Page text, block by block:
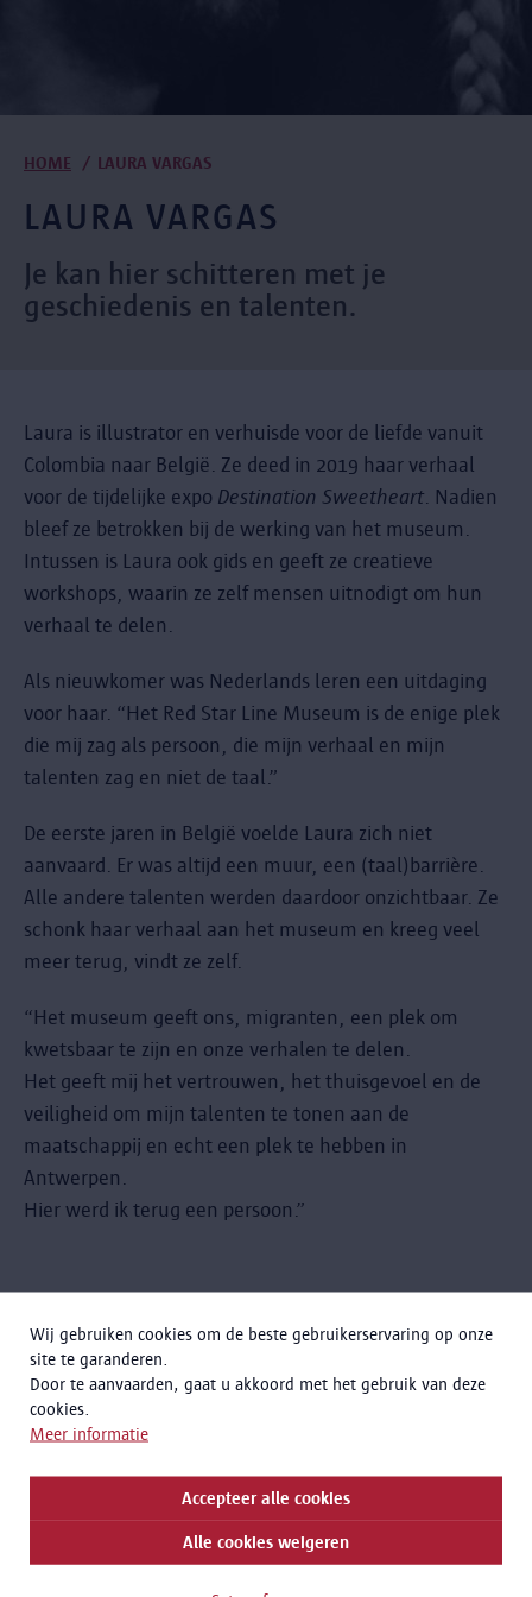
Wij gebruiken cookies om de beste gebruikerservaring op onze
site te garanderen.
Door te aanvaarden, gaat u akkoord met het gebruik van deze
cookies.
Meer informatie
Accepteer alle cookies
Alle cookies weigeren
Kruimelpad
HOME LAURA VARGAS
LAURA VARGAS
Je kan hier schitteren met je
geschiedenis en talenten.
Laura is illustrator en verhuisde voor de liefde vanuit
Colombia naar België. Ze deed in 2019 haar verhaal
voor de tijdelijke expo Destination Sweetheart. Nadien
bleef ze betrokken bij de werking van het museum.
Intussen is Laura ook gids en geeft ze creatieve
workshops, waarin ze zelf mensen uitnodigt om hun
verhaal te delen.
Als nieuwkomer was Nederlands leren een uitdaging
voor haar. “Het Red Star Line Museum is de enige plek
die mij zag als persoon, die mijn verhaal en mijn
talenten zag en niet de taal.”
De eerste jaren in België voelde Laura zich niet
aanvaard. Er was altijd een muur, een (taal)barrière.
Alle andere talenten werden daardoor onzichtbaar. Ze
schonk haar verhaal aan het museum en kreeg veel
meer terug, vindt ze zelf.
“Het museum geeft ons, migranten, een plek om
kwetsbaar te zijn en onze verhalen te delen.
Het geeft mij het vertrouwen, het thuisgevoel en de
veiligheid om mijn talenten te tonen aan de
maatschappij en echt een plek te hebben in
Antwerpen.
Hier werd ik terug een persoon.”
Wat Laura ons schonk
Laura schonk ons 2 foto's, 2 tekeningen, haar
huwelijksuitnodiging en een interview over haar
migratie naar België.